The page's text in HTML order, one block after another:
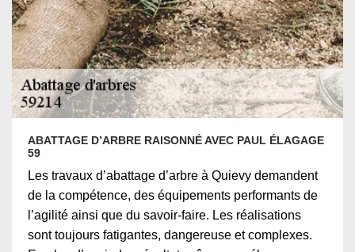
ABATTAGE D’ARBRE RAISONNÉ AVEC PAUL ÉLAGAGE
59
Les travaux d’abattage d’arbre à Quievy demandent
de la compétence, des équipements performants de
l’agilité ainsi que du savoir-faire. Les réalisations
sont toujours fatigantes, dangereuse et complexes.